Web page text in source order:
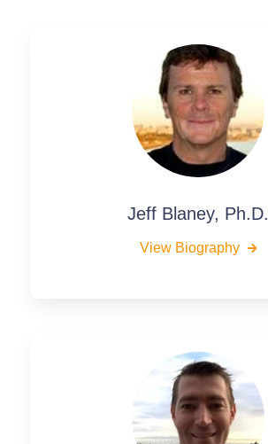
Jeff Blaney, Ph.D.
View Biography